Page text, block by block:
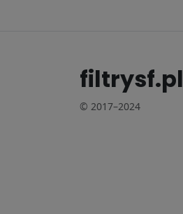
filtrysf.pl
© 2017–2024